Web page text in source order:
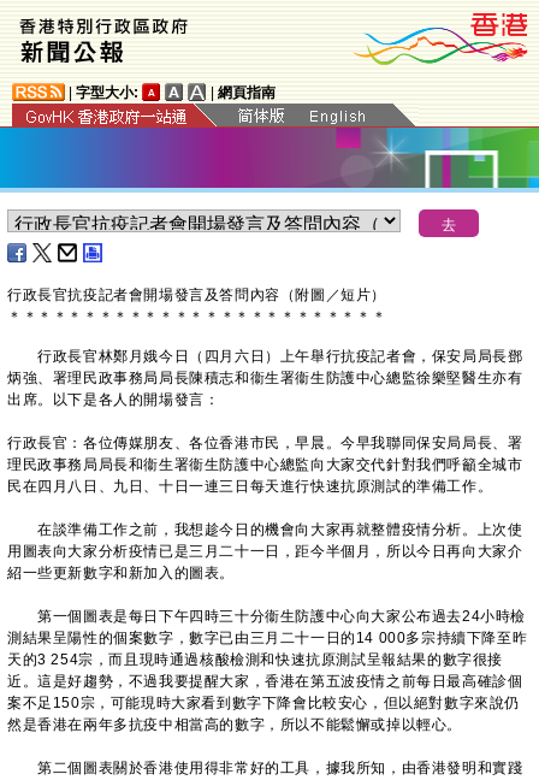
字型大小: 網頁指南
行政長官抗疫記者會開場發言及答問內容（附圖／短片）
＊ ＊ ＊ ＊ ＊ ＊ ＊ ＊ ＊ ＊ ＊ ＊ ＊ ＊ ＊ ＊ ＊ ＊ ＊ ＊ ＊ ＊ ＊ ＊ ＊
行政長官林鄭月娥今日（四月六日）上午舉行抗疫記者會，保安局局長鄧
炳強、署理民政事務局局長陳積志和衞生署衞生防護中心總監徐樂堅醫生亦有
出席。以下是各人的開場發言：
行政長官：各位傳媒朋友、各位香港市民，早晨。今早我聯同保安局局長、署
理民政事務局局長和衞生署衞生防護中心總監向大家交代針對我們呼籲全城市
民在四月八日、九日、十日一連三日每天進行快速抗原測試的準備工作。
在談準備工作之前，我想趁今日的機會向大家再就整體疫情分析。上次使
用圖表向大家分析疫情已是三月二十一日，距今半個月，所以今日再向大家介
紹一些更新數字和新加入的圖表。
第一個圖表是每日下午四時三十分衞生防護中心向大家公布過去24小時檢
測結果呈陽性的個案數字，數字已由三月二十一日的14 000多宗持續下降至昨
天的3 254宗，而且現時通過核酸檢測和快速抗原測試呈報結果的數字很接
近。這是好趨勢，不過我要提醒大家，香港在第五波疫情之前每日最高確診個
案不足150宗，可能現時大家看到數字下降會比較安心，但以絕對數字來說仍
然是香港在兩年多抗疫中相當高的數字，所以不能鬆懈或掉以輕心。
第二個圖表關於香港使用得非常好的工具，據我所知，由香港發明和實踐